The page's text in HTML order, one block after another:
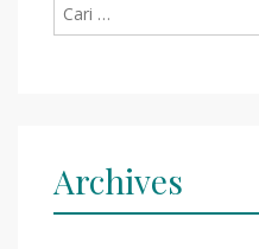
untuk:
Archives